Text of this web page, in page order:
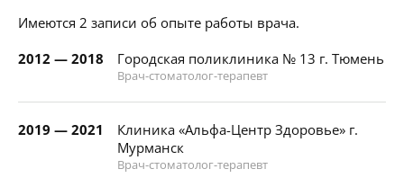
Имеются 2 записи об опыте работы врача.
2012 — 2018
Городская поликлиника № 13 г. Тюмень
Врач-стоматолог-терапевт
2019 — 2021
Клиника «Альфа-Центр Здоровье» г.
Мурманск
Врач-стоматолог-терапевт